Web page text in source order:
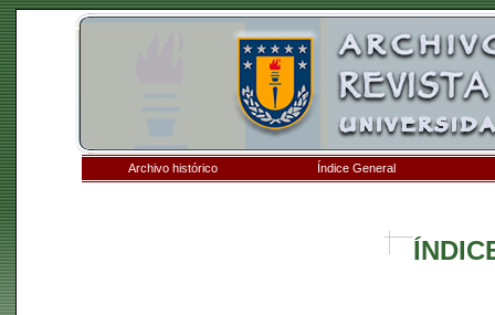
Archivo histórico Índice General